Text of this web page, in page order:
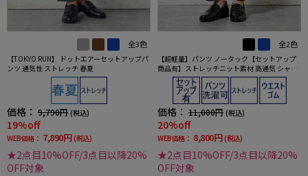
全3色
【TOKYO RUN】 ドットエアーセットアップパ
ンツ 通気性 ストレッチ 春夏
価格： 9,790円 (税込)
19%off
WEB価格： 7,890円 (税込)
★2点目10%OFF/3点目以降20%
OFF対象
全2色
【超軽量】パンツ ノータック【セットアップ
商品有】ストレッチニット素材 高通気 シャド
ウストライプ i-Pants-アイパンツ- 春夏
価格： 11,000円 (税込)
20%off
WEB価格： 8,800円 (税込)
★2点目10%OFF/3点目以降20%
OFF対象